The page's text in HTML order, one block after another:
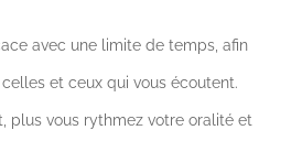
avec une limite de temps, afin
et ceux qui vous écoutent.
plus vous rythmez votre oralité et